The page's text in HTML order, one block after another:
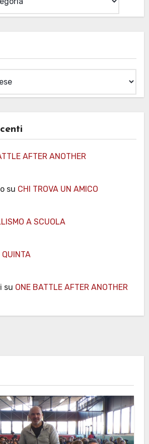
AFTER ANOTHER
su CHI TROVA UN AMICO
A SCUOLA
QUINTA
su ONE BATTLE AFTER ANOTHER